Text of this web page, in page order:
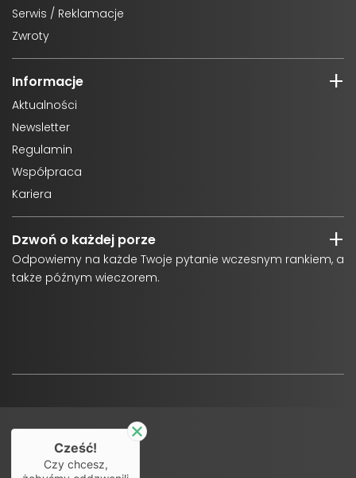
Serwis / Reklamacje
Zwroty
Informacje
Aktualności
Newsletter
Regulamin
Współpraca
Kariera
Dzwoń o każdej porze
Odpowiemy na każde Twoje pytanie wczesnym rankiem, a
także późnym wieczorem.
Infolinia
Cześć!
Czy chcesz,